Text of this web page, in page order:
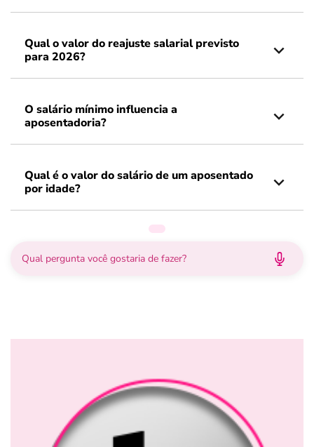
Qual o valor do reajuste salarial previsto
para 2026?
O salário mínimo influencia a
aposentadoria?
Qual é o valor do salário de um aposentado
por idade?